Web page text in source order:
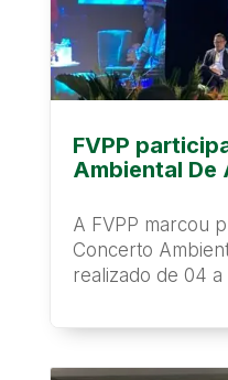
FVPP
Ambiental De
A FVPP marcou
Concerto
realizado de 04